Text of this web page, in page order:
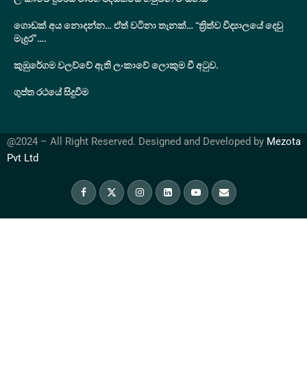
ගොඩක් අය නොදන්න… ඒත් වටිනා තැනක්… “ත්‍රිත්ව විද්‍යාලයේ දෙවු
මැදුර”….
කුඹුරේගම වලව්වේ ඇති ලංකාවේ ලොකුම වී අටුව.
ගුප්ත රථයේ සිදුවීම
@2024 – All Right Reserved. Designed and Developed by Mezota
Pvt Ltd